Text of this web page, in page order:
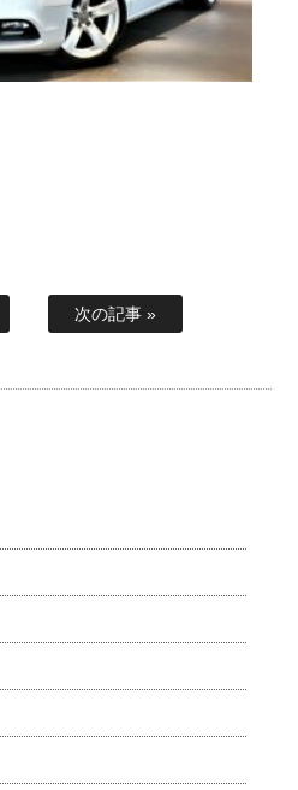
次の記事 »